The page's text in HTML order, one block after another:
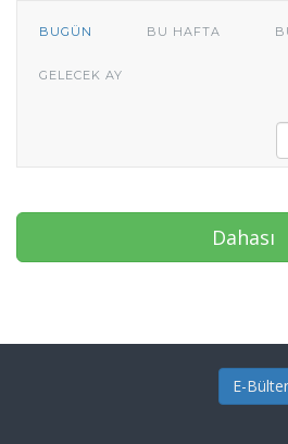
BUGÜN BU HAFTA
GELECEK AY
Dahası
E-